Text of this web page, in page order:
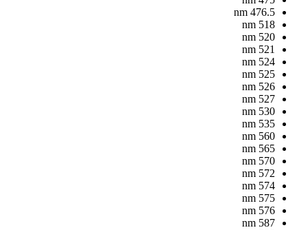
476.5
nm
518
nm
520
nm
521
nm
524
nm
525
nm
526
nm
527
nm
530
nm
535
nm
560
nm
565
nm
570
nm
572
nm
574
nm
575
nm
576
nm
587
nm